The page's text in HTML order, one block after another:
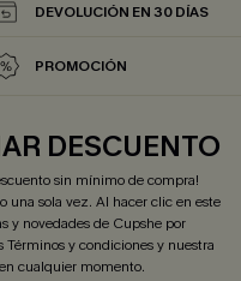
DEVOLUCIÓN EN 30 DÍAS
PROMOCIÓN
DESCUENTO
sin mínimo de compra!
una sola vez. Al hacer clic en este
y novedades de Cupshe por
Términos y condicionesy nuestra
cualquier momento.